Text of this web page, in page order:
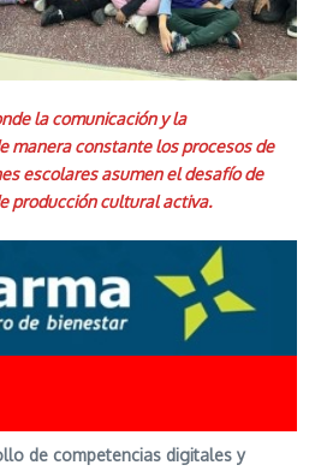
la comunicación y la
manera constante los procesos de
escolares asumen el desafío de
producción cultural activa.
de competencias digitales y